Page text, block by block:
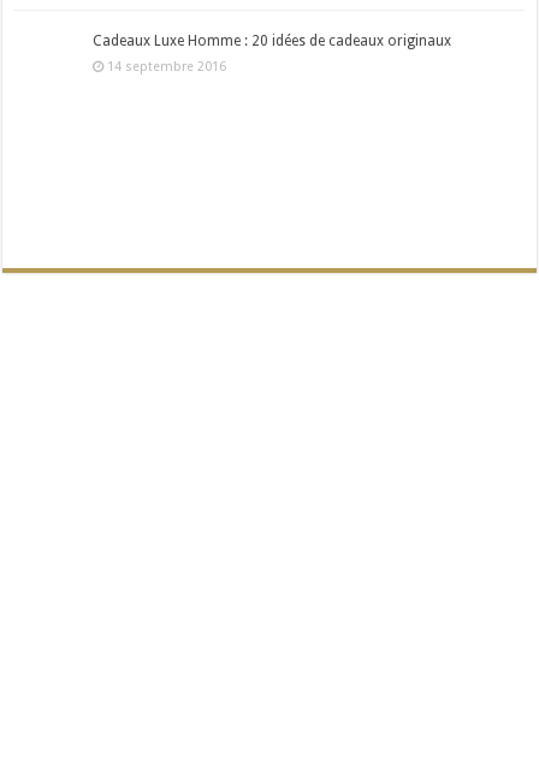
Cadeaux Luxe Homme : 20 idées de cadeaux originaux
14 septembre 2016